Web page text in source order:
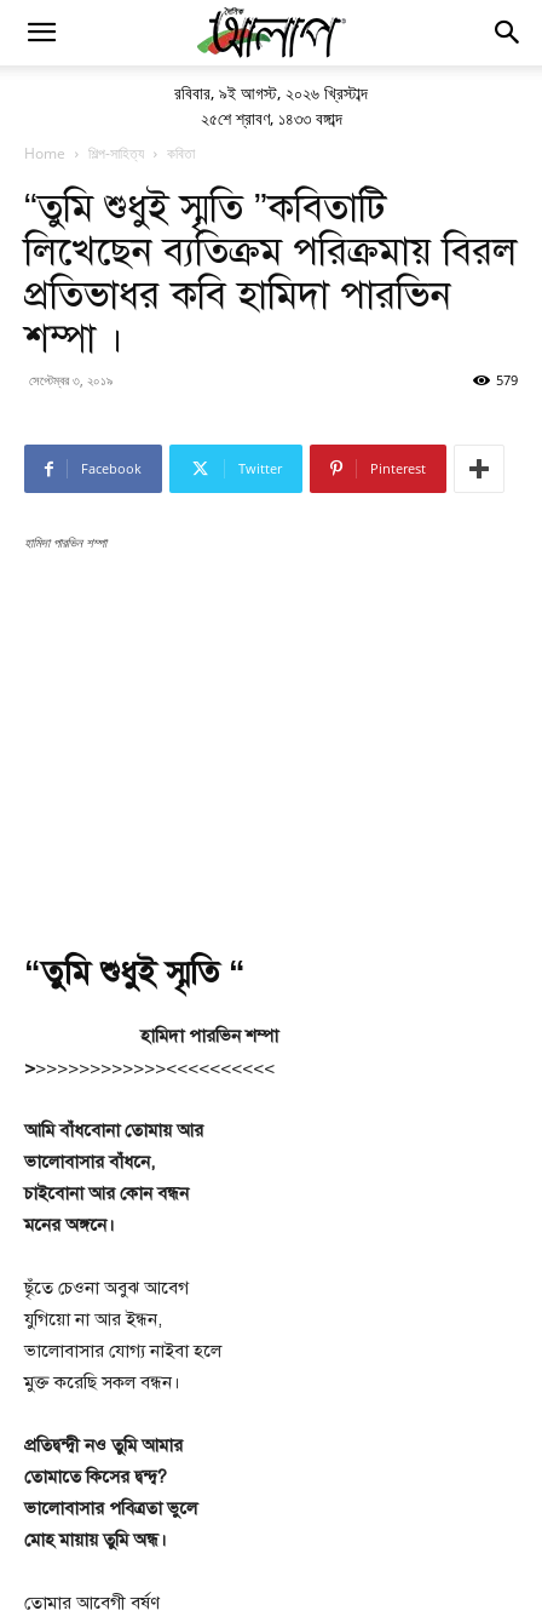
রবিবার, ৯ই আগস্ট, ২০২৬ খ্রিস্টাব্দ
২৫শে শ্রাবণ, ১৪৩৩ বঙ্গাব্দ
Home শিল্প-সাহিত্য কবিতা
“তুমি শুধুই স্মৃতি ”কবিতাটি
লিখেছেন ব্যতিক্রম পরিক্রমায় বিরল
প্রতিভাধর কবি হামিদা পারভিন
শম্পা ।
সেপ্টেম্বর ৩, ২০১৯ 579
Facebook Twitter Pinterest
হামিদা পারভিন শম্পা
“তুমি শুধুই স্মৃতি “
হামিদা পারভিন শম্পা
>>>>>>>>>>>>><<<<<<<<<<
আমি বাঁধবোনা তোমায় আর
ভালোবাসার বাঁধনে,
চাইবোনা আর কোন বন্ধন
মনের অঙ্গনে।
ছৃঁতে চেওনা অবুঝ আবেগ
যুগিয়ো না আর ইন্ধন,
ভালোবাসার যোগ্য নাইবা হলে
মুক্ত করেছি সকল বন্ধন।
প্রতিদ্বন্দ্বী নও তুমি আমার
তোমাতে কিসের দ্বন্দ্ব?
ভালোবাসার পবিত্রতা ভুলে
মোহ মায়ায় তুমি অন্ধ।
তোমার আবেগী বর্ষণ